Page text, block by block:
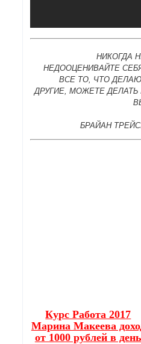
НИКОГДА
НЕДООЦЕНИВАЙТЕ
ВСЕ ТО, ЧТО
ДРУГИЕ, МОЖЕТЕ ДЕЛАТЬ
БРАЙАН
Курс Работа 2017
Марина Макеева
от 1000 рублей в день